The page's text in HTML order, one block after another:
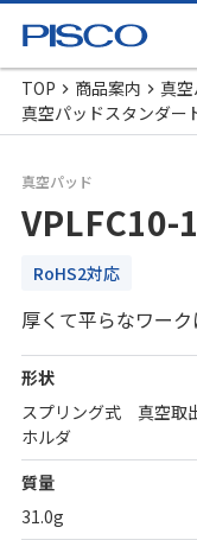
TOP 商品案内
真空
真空パッドスタンダー
真空パッド
VPLFC10-
RoHS2対応
厚くて平らなワーク
形状
スプリング式 真空
ホルダ
質量
31.0g